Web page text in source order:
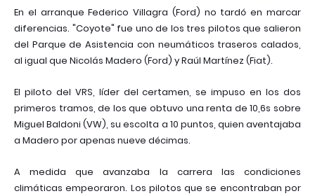
En el arranque Federico Villagra (Ford) no tardó en marcar
diferencias. "Coyote" fue uno de los tres pilotos que salieron
del Parque de Asistencia con neumáticos traseros calados,
al igual que Nicolás Madero (Ford) y Raúl Martínez (Fiat).
El piloto del VRS, líder del certamen, se impuso en los dos
primeros tramos, de los que obtuvo una renta de 10,6s sobre
Miguel Baldoni (VW), su escolta a 10 puntos, quien aventajaba
a Madero por apenas nueve décimas.
A medida que avanzaba la carrera las condiciones
climáticas empeoraron. Los pilotos que se encontraban por